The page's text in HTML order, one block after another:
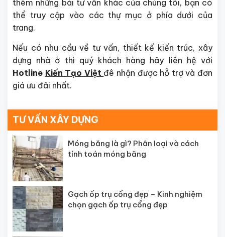
thêm những bài tư vấn khác của chúng tôi, bạn có
thể truy cập vào các thự mục ở phía dưới của
trang.
Nếu có nhu cầu về tư vấn, thiết kế kiến trúc, xây
dựng nhà ở thì quý khách hàng hãy liên hệ với
Hotline Kiến Tạo Việt đê nhận được hỗ trợ và đơn
giá ưu đãi nhất.
TƯ VẤN XÂY DỰNG
Móng băng là gì? Phân loại và cách
tính toán móng băng
Gạch ốp trụ cổng đẹp – Kinh nghiệm
chọn gạch ốp trụ cổng đẹp